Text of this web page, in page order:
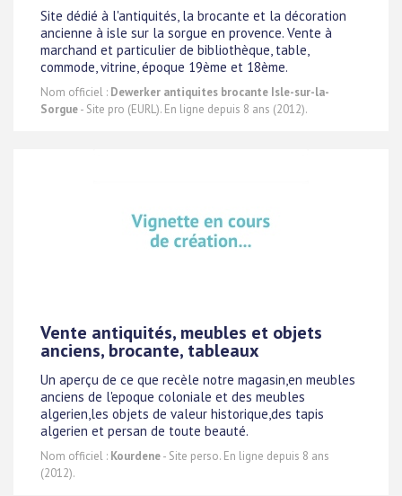
Site dédié à l'antiquités, la brocante et la décoration
ancienne à isle sur la sorgue en provence. Vente à
marchand et particulier de bibliothèque, table,
commode, vitrine, époque 19ème et 18ème.
Nom officiel : Dewerker antiquites brocante Isle-sur-la-
Sorgue- Site pro (EURL). En ligne depuis 8 ans (2012).
Vente antiquités, meubles et objets
anciens, brocante, tableaux
Un aperçu de ce que recèle notre magasin,en meubles
anciens de l'epoque coloniale et des meubles
algerien,les objets de valeur historique,des tapis
algerien et persan de toute beauté.
Nom officiel : Kourdene- Site perso. En ligne depuis 8 ans
(2012).